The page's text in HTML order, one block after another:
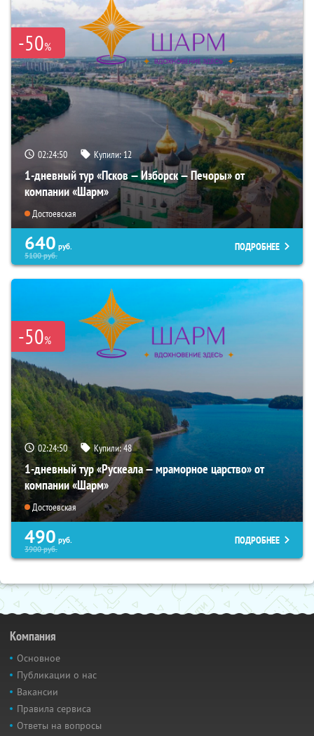
-50%
02:24:49 Купили:12
1-дневный тур «Псков — Изборск — Печоры» от
компании «Шарм»
Достоевская
640 руб.
5100руб.
ПОДРОБНЕЕ
-50%
02:24:49 Купили:48
1-дневный тур «Рускеала — мраморное царство» от
компании «Шарм»
Достоевская
490 руб.
3900руб.
ПОДРОБНЕЕ
Компания
Основное
Публикации о нас
Вакансии
Правила сервиса
Ответы на вопросы